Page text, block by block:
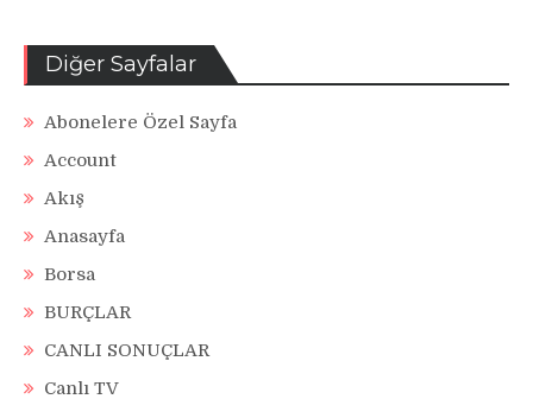
Diğer Sayfalar
Abonelere Özel Sayfa
Account
Akış
Anasayfa
Borsa
BURÇLAR
CANLI SONUÇLAR
Canlı TV